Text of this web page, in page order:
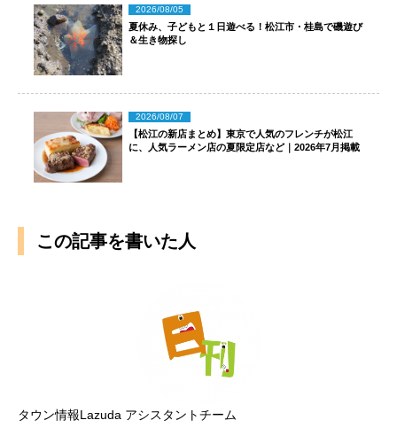
2026/08/05
夏休み、子どもと１日遊べる！松江市・桂島で磯遊び
＆生き物探し
2026/08/07
【松江の新店まとめ】東京で人気のフレンチが松江
に、人気ラーメン店の夏限定店など｜2026年7月掲載
この記事を書いた人
タウン情報Lazuda アシスタントチーム